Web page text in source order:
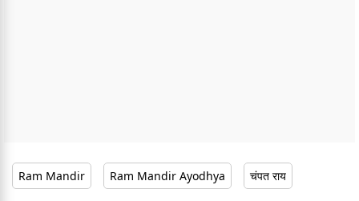
Ram Mandir Ram Mandir Ayodhya चंपत राय